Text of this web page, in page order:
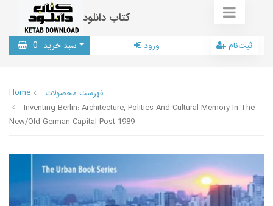
کتاب دانلود
سبد خرید 0 ورود ثبت‌نام
Home
فهرست محصولات
Inventing Berlin: Architecture, Politics And Cultural Memory In The
New/Old German Capital Post-1989